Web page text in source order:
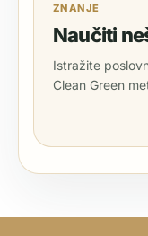
ZNANJE
Naučiti
Istražite
Clean Green